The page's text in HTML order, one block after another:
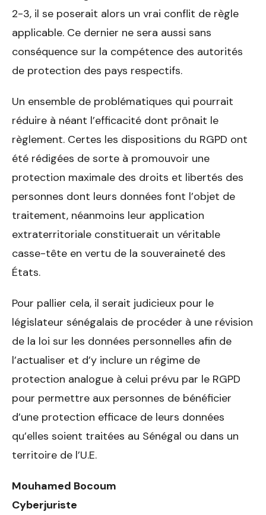
2-3, il se poserait alors un vrai conflit de règle
applicable. Ce dernier ne sera aussi sans
conséquence sur la compétence des autorités
de protection des pays respectifs.
Un ensemble de problématiques qui pourrait
réduire à néant l’efficacité dont prônait le
règlement. Certes les dispositions du RGPD ont
été rédigées de sorte à promouvoir une
protection maximale des droits et libertés des
personnes dont leurs données font l’objet de
traitement, néanmoins leur application
extraterritoriale constituerait un véritable
casse-tête en vertu de la souveraineté des
États.
Pour pallier cela, il serait judicieux pour le
législateur sénégalais de procéder à une révision
de la loi sur les données personnelles afin de
l’actualiser et d’y inclure un régime de
protection analogue à celui prévu par le RGPD
pour permettre aux personnes de bénéficier
d’une protection efficace de leurs données
qu’elles soient traitées au Sénégal ou dans un
territoire de l’U.E.
Mouhamed Bocoum
Cyberjuriste